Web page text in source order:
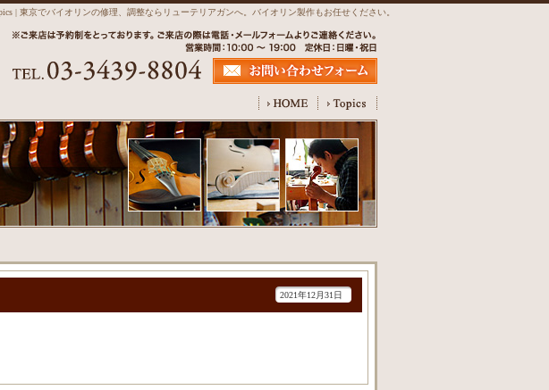
| 東京でバイオリンの修理、調整ならリューテリアガンへ。バイオリン製作もお任せください。
2021年12月31日